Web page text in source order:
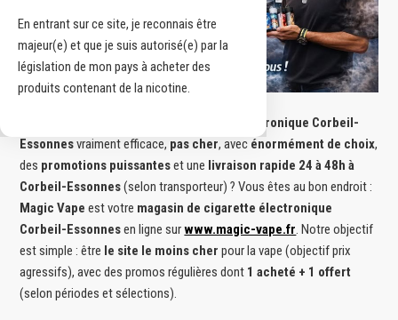
En entrant sur ce site, je reconnais être
majeur(e) et que je suis autorisé(e) par la
législation de mon pays à acheter des
produits contenant de la nicotine.
magasin de cigarette électronique Corbeil-
Essonnesvraiment efficace, pas cher, avec énormément de choix,
des promotions puissanteset une livraison rapide 24 à 48h à
Corbeil-Essonnes(selon transporteur) ? Vous êtes au bon endroit :
Magic Vape est votre magasin de cigarette électronique
Corbeil-Essonnesen ligne surwww.magic-vape.fr. Notre objectif
est simple : être le site le moins cher pour la vape (objectif prix
agressifs), avec des promos régulières dont 1 acheté + 1 offert
(selon périodes et sélections).